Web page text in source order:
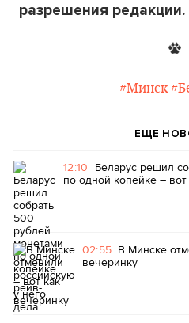
разрешения
#Минск
ЕЩЕ
12:10 Беларус решил
по одной копейке –
02:55 В Минске
вечеринку